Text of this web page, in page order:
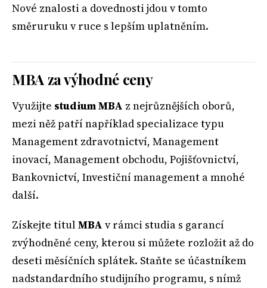
Nové znalosti a dovednosti jdou v tomto
směruruku v ruce s lepším uplatněním.
MBA za výhodné ceny
Využijte studium MBA z nejrůznějších oborů,
mezi něž patří například specializace typu
Management zdravotnictví, Management
inovací, Management obchodu, Pojišťovnictví,
Bankovnictví, Investiční management a mnohé
další.
Získejte titul MBA v rámci studia s garancí
zvýhodněné ceny, kterou si můžete rozložit až do
deseti měsíčních splátek. Staňte se účastníkem
nadstandardního studijního programu, s nímž